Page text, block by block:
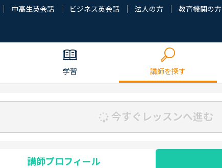
中高生英会話 ビジネス英会話 法人の方 教育機関の方
学習 講師を探す
今すぐレッスンへ進む
講師プロフィール